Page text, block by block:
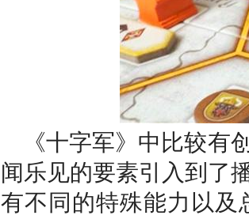
《十字军》中比较有
闻乐见的要素引入到了
有不同的特殊能力以及